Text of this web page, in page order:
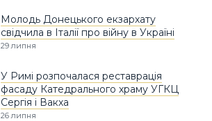
Молодь Донецького екзархату
свідчила в Італії про війну в Україні
29 липня
У Римі розпочалася реставрація
фасаду Катедрального храму УГКЦ
Сергія і Вакха
26 липня